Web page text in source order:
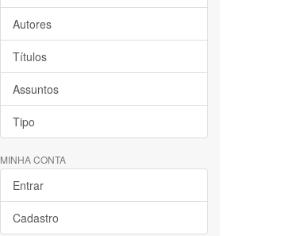
Autores
Títulos
Assuntos
Tipo
MINHA CONTA
Entrar
Cadastro